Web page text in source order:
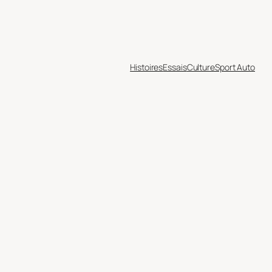
HistoiresEssaisCultureSport Auto